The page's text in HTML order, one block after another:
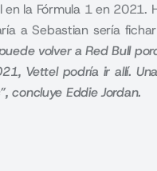
en la Fórmula 1 en
a Sebastian sería
volver a Red Bull
Vettel podría ir allí.
concluye Eddie Jordan.